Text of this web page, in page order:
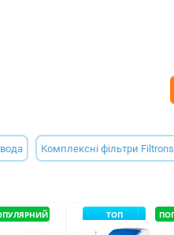
Комплексні фільтри Filtrons
ТОП